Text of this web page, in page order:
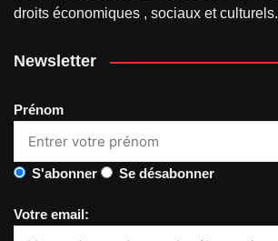
droits économiques , sociaux et culturels.
Newsletter
Prénom
S'abonner Se désabonner
Votre email: